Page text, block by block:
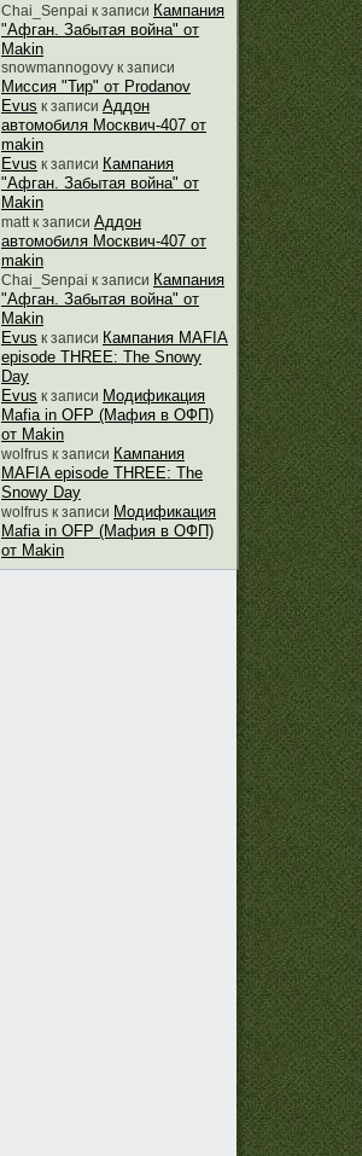
Chai_Senpai к записи Кампания
"Афган. Забытая война" от
Makin
snowmannogovy к записи
Миссия "Тир" от Prodanov
Evus к записи Аддон
автомобиля Москвич-407 от
makin
Evus к записи Кампания
"Афган. Забытая война" от
Makin
mattк записи Аддон
автомобиля Москвич-407 от
makin
Chai_Senpai к записи Кампания
"Афган. Забытая война" от
Makin
Evus к записи Кампания MAFIA
episode THREE: The Snowy
Day
Evus к записи Модификация
Mafia in OFP (Мафия в ОФП)
от Makin
wolfrus к записи Кампания
MAFIA episode THREE: The
Snowy Day
wolfrus к записи Модификация
Mafia in OFP (Мафия в ОФП)
от Makin